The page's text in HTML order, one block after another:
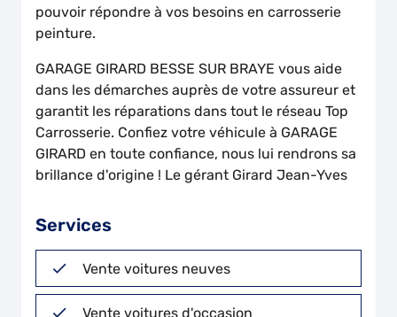
pouvoir répondre à vos besoins en carrosserie
peinture.
GARAGE GIRARD BESSE SUR BRAYE vous aide
dans les démarches auprès de votre assureur et
garantit les réparations dans tout le réseau Top
Carrosserie. Confiez votre véhicule à GARAGE
GIRARD en toute confiance, nous lui rendrons sa
brillance d'origine ! Le gérant Girard Jean-Yves
Services
Vente voitures neuves
Vente voitures d'occasion